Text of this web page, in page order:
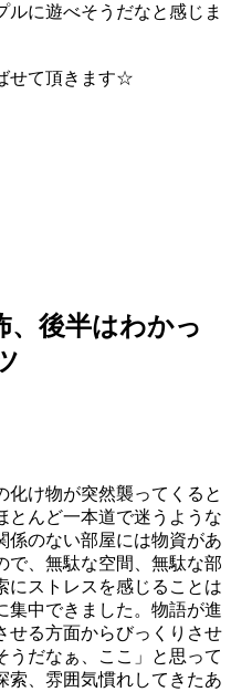
に遊べそうだなと感じま
せて頂きます☆
、後半はわかっ
化け物が突然襲ってくると
とんど一本道で迷うような
係のない部屋には物資があ
で、無駄な空間、無駄な部
にストレスを感じることは
集中できました。物語が進
せる方面からびっくりさせ
うだなぁ、ここ」と思って
索、雰囲気慣れしてきたあ